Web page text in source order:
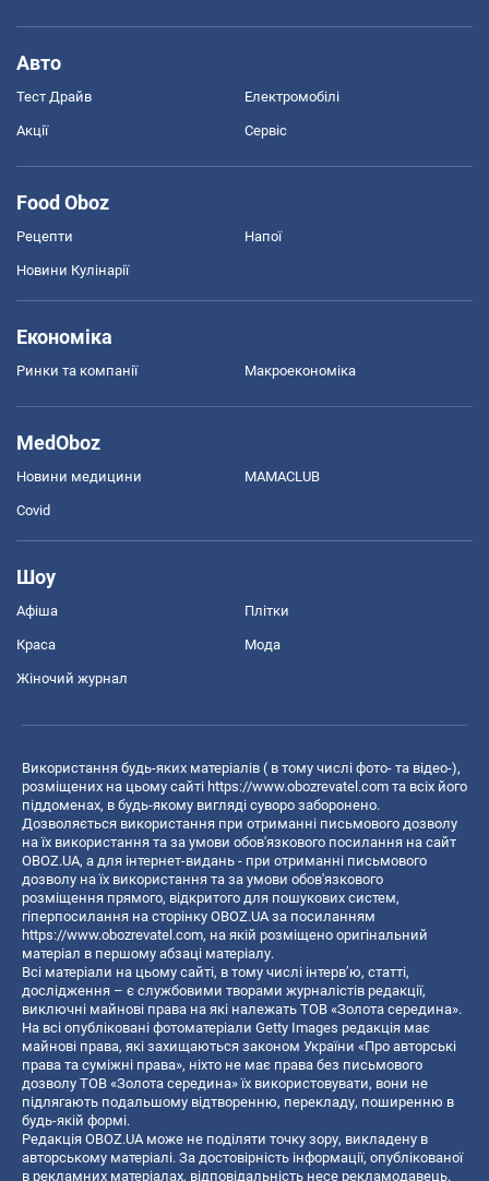
Авто
Тест Драйв Електромобілі
Акції Сервіс
Food Oboz
Рецепти Напої
Новини Кулінарії
Економіка
Ринки та компанії Макроекономіка
MedOboz
Новини медицини MAMACLUB
Covid
Шоу
Афіша Плітки
Краса Мода
Жіночий журнал
Використання будь-яких матеріалів ( в тому числі фото- та відео-),
розміщених на цьому сайті https://www.obozrevatel.com та всіх його
піддоменах, в будь-якому вигляді суворо заборонено.
Дозволяється використання при отриманні письмового дозволу
на їх використання та за умови обов'язкового посилання на сайт
OBOZ.UA, а для інтернет-видань - при отриманні письмового
дозволу на їх використання та за умови обов'язкового
розміщення прямого, відкритого для пошукових систем,
гіперпосилання на сторінку OBOZ.UA за посиланням
https://www.obozrevatel.com, на якій розміщено оригінальний
матеріал в першому абзаці матеріалу.
Всі матеріали на цьому сайті, в тому числі інтерв’ю, статті,
дослідження – є службовими творами журналістів редакції,
виключні майнові права на які належать ТОВ «Золота середина».
На всі опубліковані фотоматеріали Getty Images редакція має
майнові права, які захищаються законом України «Про авторські
права та суміжні права», ніхто не має права без письмового
дозволу ТОВ «Золота середина» їх використовувати, вони не
підлягають подальшому відтворенню, перекладу, поширенню в
будь-якій формі.
Редакція OBOZ.UA може не поділяти точку зору, викладену в
авторському матеріалі. За достовірність інформації, опублікованої
в рекламних матеріалах, відповідальність несе рекламодавець.